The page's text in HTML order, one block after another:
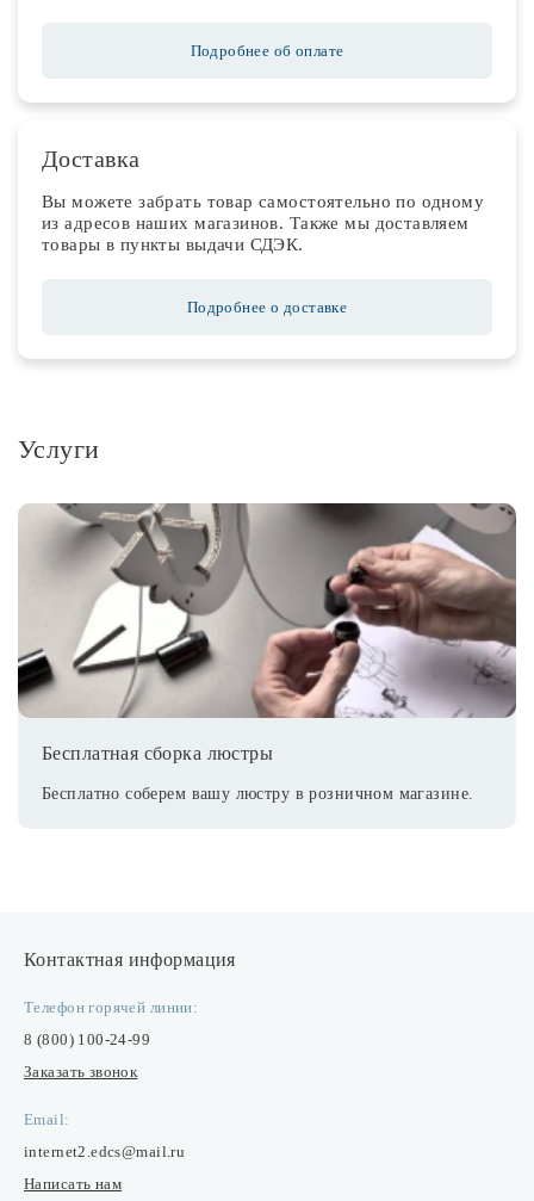
Подробнее об оплате
Доставка
Вы можете забрать товар самостоятельно по одному
из адресов наших магазинов. Также мы доставляем
товары в пункты выдачи СДЭК.
Подробнее о доставке
Услуги
Бесплатная сборка люстры
Бесплатно соберем вашу люстру в розничном магазине.
Контактная информация
Телефон горячей линии:
8 (800) 100-24-99
Заказать звонок
Email:
internet2.edcs@mail.ru
Написать нам